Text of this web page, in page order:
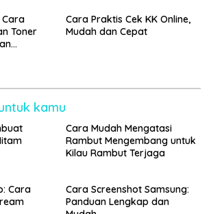
Cara
Toner
Cara Praktis Cek KK Online,
Mudah dan Cepat
kamu
Cara Mudah Mengatasi
Rambut Mengembang untuk
Kilau Rambut Terjaga
Cara
Cara Screenshot Samsung:
Panduan Lengkap dan